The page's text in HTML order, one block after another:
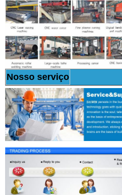
Nosso serviço